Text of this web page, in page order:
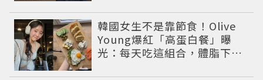
韓國女生不是靠節食！Olive
Young爆紅「高蛋白餐」曝
光：每天吃這組合，體脂下降